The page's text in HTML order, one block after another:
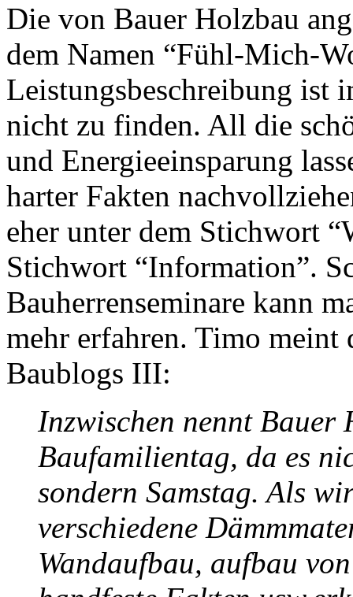
Die von Bauer Holzbau
dem Namen “Fühl-Mich-
Leistungsbeschreibung ist
nicht zu finden. All die
und Energieeinsparung
harter Fakten
eher unter dem Stichwort
Stichwort “Information”.
Bauherrenseminare kann
mehr erfahren. Timo
Baublogs III:
Inzwischen nennt Bauer
Baufamilientag, da es
sondern Samstag. Als
verschiedene
Wandaufbau, aufbau